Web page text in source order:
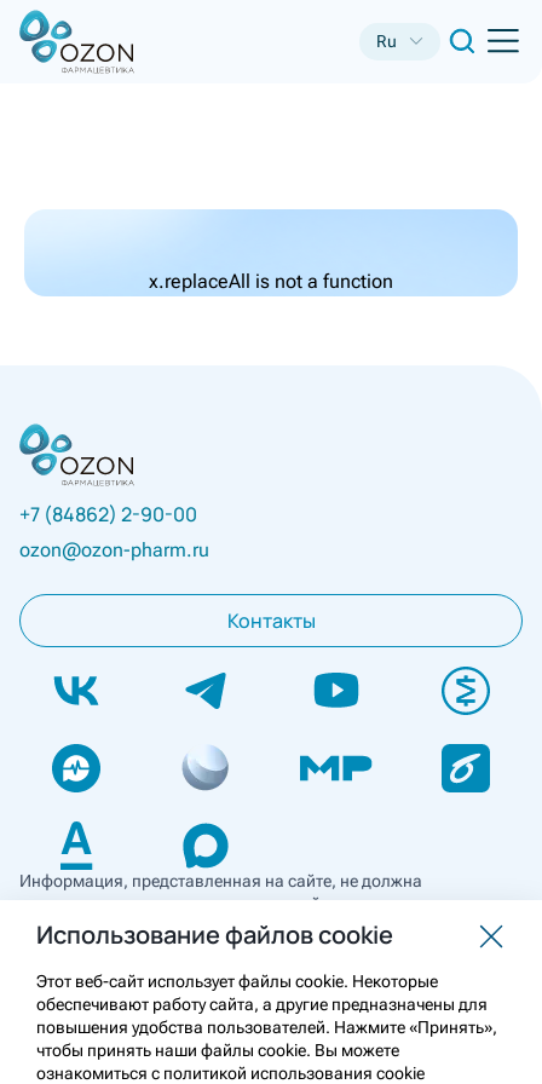
Ru
x.replaceAll is not a function
+7 (84862) 2-90-00
ozon@ozon-pharm.ru
Контакты
Информация, представленная на сайте, не должна
использоваться для самостоятельной диагностики и лечения
и не может служить заменой очной консультации врача. Перед
применением необходимо ознакомиться
с противопоказаниями препарата. Информация
о лекарственных средствах рецептурного отпуска
предназначена для медицинских и фармацевтических
работников.
Использование файлов cookie
Этот веб-сайт использует файлы cookie. Некоторые
обеспечивают работу сайта, а другие предназначены для
повышения удобства пользователей. Нажмите «Принять»,
чтобы принять наши файлы cookie. Вы можете
ознакомиться с политикой использования cookie